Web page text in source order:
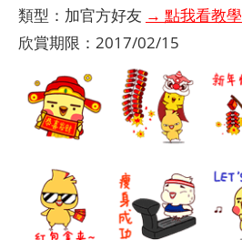
類型：加官方好友 → 點我看教學
欣賞期限：2017/02/15